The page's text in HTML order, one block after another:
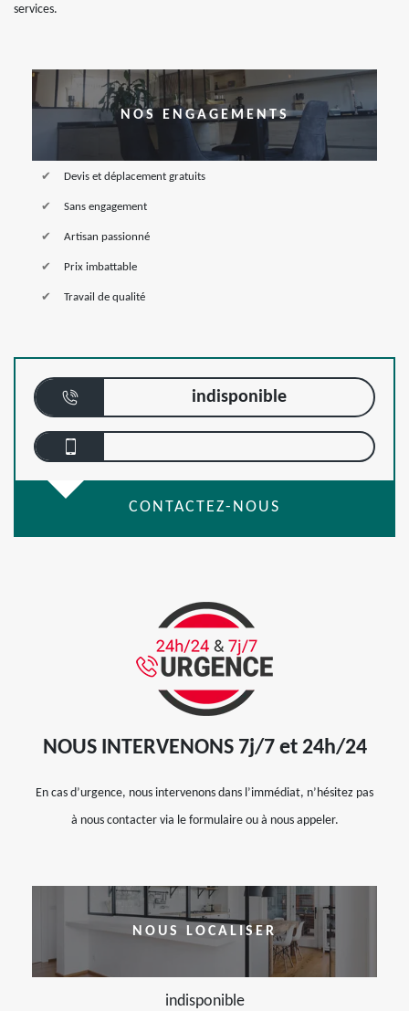
services.
NOS ENGAGEMENTS
Devis et déplacement gratuits
Sans engagement
Artisan passionné
Prix imbattable
Travail de qualité
indisponible
CONTACTEZ-NOUS
NOUS INTERVENONS 7j/7 et 24h/24
En cas d’urgence, nous intervenons dans l’immédiat, n’hésitez pas
à nous contacter via le formulaire ou à nous appeler.
NOUS LOCALISER
indisponible